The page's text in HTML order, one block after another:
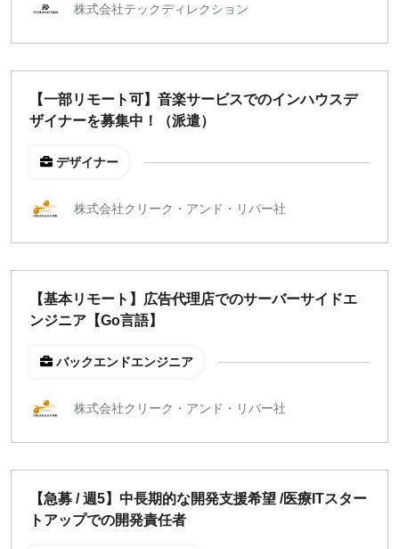
株式会社テックディレクション
【一部リモート可】音楽サービスでのインハウスデ
ザイナーを募集中！（派遣）
デザイナー
株式会社クリーク・アンド・リバー社
【基本リモート】広告代理店でのサーバーサイドエ
ンジニア【Go言語】
バックエンドエンジニア
株式会社クリーク・アンド・リバー社
【急募 / 週5】中長期的な開発支援希望 /医療ITスター
トアップでの開発責任者